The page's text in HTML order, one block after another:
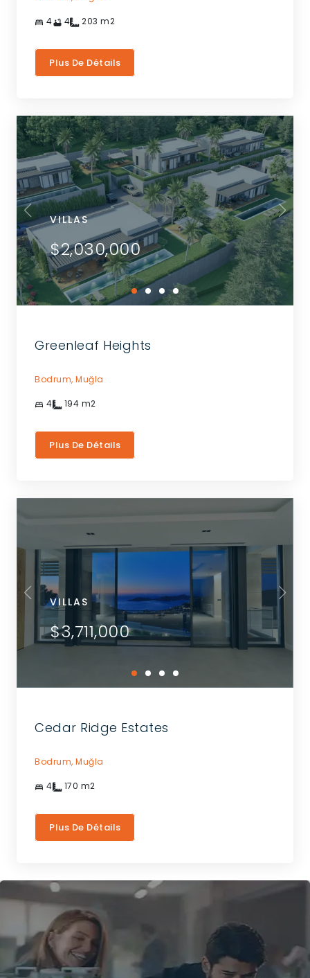
4 4 203 m2
Plus De Détails
VILLAS
$2,030,000
Greenleaf Heights
Bodrum, Muğla
4 194 m2
Plus De Détails
VILLAS
$3,711,000
Cedar Ridge Estates
Bodrum, Muğla
4 170 m2
Plus De Détails